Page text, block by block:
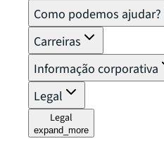
Como podemos ajudar?
Carreiras
Informação corporativa
Legal
Legal
expand_more